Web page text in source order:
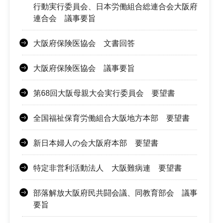
行動実行委員会、日本労働組合総連合会大阪府
連合会 議事要旨
大阪府保険医協会 文書回答
大阪府保険医協会 議事要旨
第68回大阪母親大会実行委員会 要望書
全国福祉保育労働組合大阪地方本部 要望書
新日本婦人の会大阪府本部 要望書
特定非営利活動法人 大阪難病連 要望書
部落解放大阪府民共闘会議、同教育部会 議事
要旨